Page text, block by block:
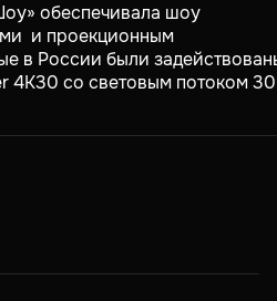
обеспечивала шоу
и проекционным
в России были
4K30 со световым потоком 30